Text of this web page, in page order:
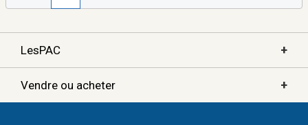
LesPAC +
Vendre ou acheter +